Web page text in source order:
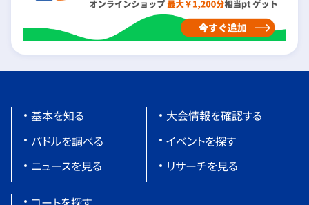
基本を知る
パドルを調べる
ニュースを見る
大会情報を確認する
イベントを探す
リサーチを見る